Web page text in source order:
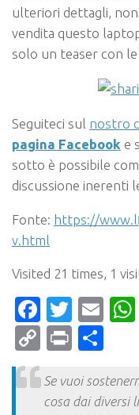
ulteriori dettagli, non
vendita questo
solo un teaser con
Seguiteci sul nostro
pagina Facebook e
sotto è possibile
discussione inerenti
Fonte: https://
v.html
Visited 21 times, 1
CopyPrint
Se vuoi
cosa dai diversi